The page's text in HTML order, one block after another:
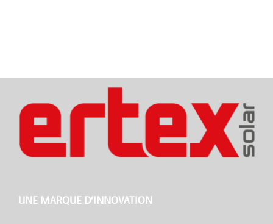
UNE MARQUE D’INNOVATION